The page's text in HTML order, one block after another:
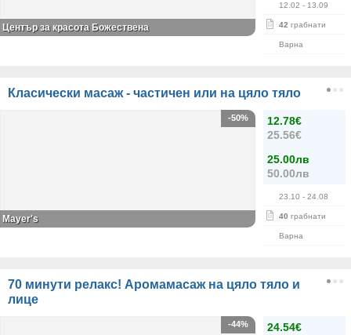
12.02 - 13.09
42 грабнати
Варна
Център за красота Божествена
Класически масаж - частичен или на цяло тяло
12.78€
25.56€
25.00лв
50.00лв
23.10 - 24.08
40 грабнати
Варна
-50%
Mayer's
70 минути релакс! Аромамасаж на цяло тяло и
лице
24.54€
-44%